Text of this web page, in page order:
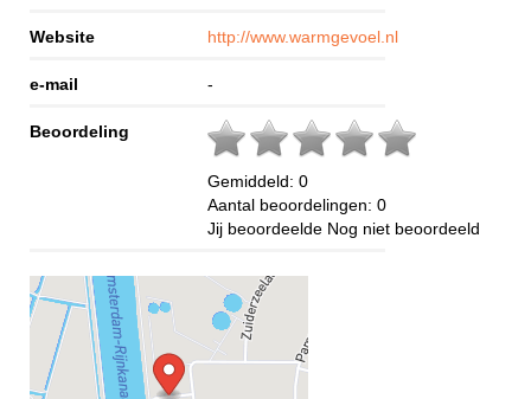
Website http://www.warmgevoel.nl
e-mail -
Beoordeling
Gemiddeld: 0
Aantal beoordelingen: 0
Jij beoordeelde Nog niet beoordeeld